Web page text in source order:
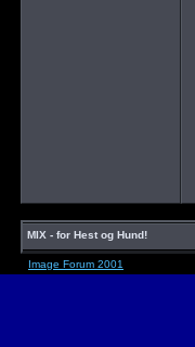
MIX - for Hest og Hund!
Image Forum 2001